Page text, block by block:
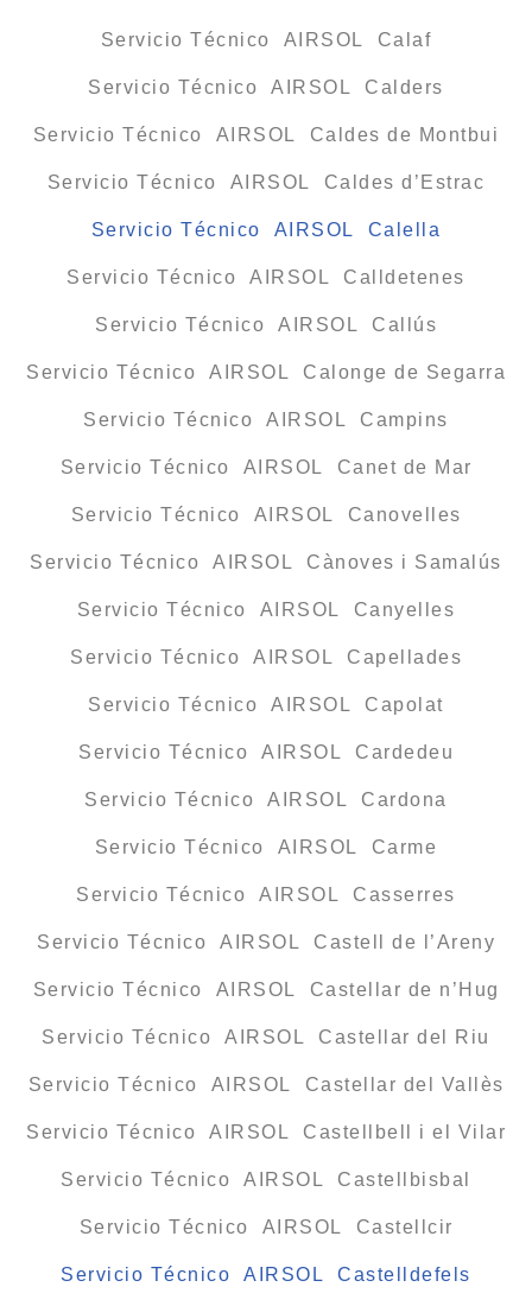
Servicio Técnico AIRSOL Calaf
Servicio Técnico AIRSOL Calders
Servicio Técnico AIRSOL Caldes de Montbui
Servicio Técnico AIRSOL Caldes d’Estrac
Servicio Técnico AIRSOL Calella
Servicio Técnico AIRSOL Calldetenes
Servicio Técnico AIRSOL Callús
Servicio Técnico AIRSOL Calonge de Segarra
Servicio Técnico AIRSOL Campins
Servicio Técnico AIRSOL Canet de Mar
Servicio Técnico AIRSOL Canovelles
Servicio Técnico AIRSOL Cànoves i Samalús
Servicio Técnico AIRSOL Canyelles
Servicio Técnico AIRSOL Capellades
Servicio Técnico AIRSOL Capolat
Servicio Técnico AIRSOL Cardedeu
Servicio Técnico AIRSOL Cardona
Servicio Técnico AIRSOL Carme
Servicio Técnico AIRSOL Casserres
Servicio Técnico AIRSOL Castell de l’Areny
Servicio Técnico AIRSOL Castellar de n’Hug
Servicio Técnico AIRSOL Castellar del Riu
Servicio Técnico AIRSOL Castellar del Vallès
Servicio Técnico AIRSOL Castellbell i el Vilar
Servicio Técnico AIRSOL Castellbisbal
Servicio Técnico AIRSOL Castellcir
Servicio Técnico AIRSOL Castelldefels